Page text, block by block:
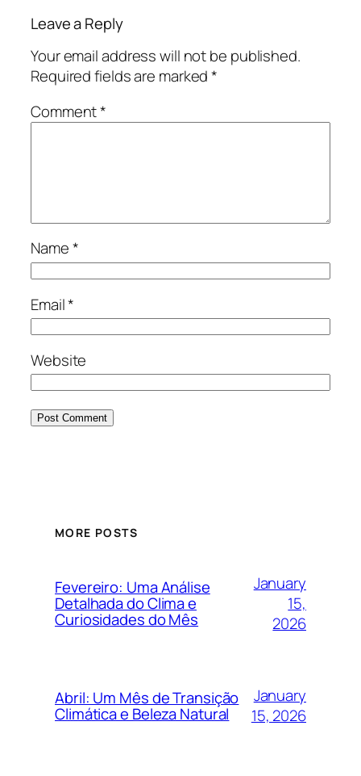
Leave a Reply
Your email address will not be published.
Required fields are marked*
Comment*
Name*
Email*
Website
MORE POSTS
Fevereiro: Uma Análise
Detalhada do Clima e
Curiosidades do Mês
January
15,
2026
Abril: Um Mês de Transição
Climática e Beleza Natural
January
15, 2026